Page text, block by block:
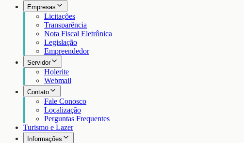
Empresas
Licitações
Transparência
Nota Fiscal Eletrônica
Legislação
Empreendedor
Servidor
Holerite
Webmail
Contato
Fale Conosco
Localização
Perguntas Frequentes
Turismo e Lazer
Informações